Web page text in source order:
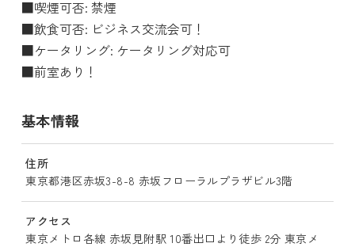
■喫煙可否: 禁煙
■飲食可否: ビジネス交流会可！
■ケータリング: ケータリング対応可
■前室あり！
基本情報
住所
東京都港区赤坂3-8-8 赤坂フローラルプラザビル3階
アクセス
東京メトロ各線 赤坂見附駅 10番出口より徒歩 2分 東京メ